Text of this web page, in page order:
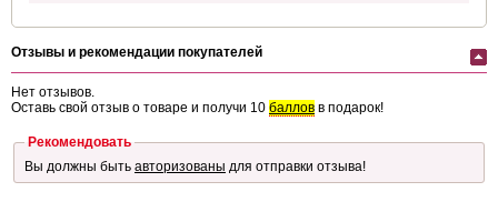
Отзывы и рекомендации покупателей
Нет отзывов.
Оставь свой отзыв о товаре и получи 10 баллов в подарок!
Рекомендовать
Вы должны быть авторизованы для отправки отзыва!